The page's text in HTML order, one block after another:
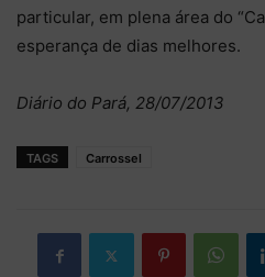
particular, em plena área do
esperança de dias melhores.
Diário do Pará, 28/07/2013
TAGS Carrossel